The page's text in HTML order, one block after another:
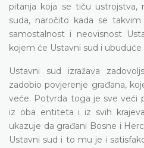
pitanja koja se tiču ustrojstva,
suda, naročito kada se
samostalnost i neovisnost
kojem će Ustavni sud i ubuduće
Ustavni sud izražava
zadobio povjerenje građana,
veće. Potvrda toga je sve veći
iz oba entiteta i iz svih
ukazuje da građani Bosne i
Ustavni sud i to mu je i